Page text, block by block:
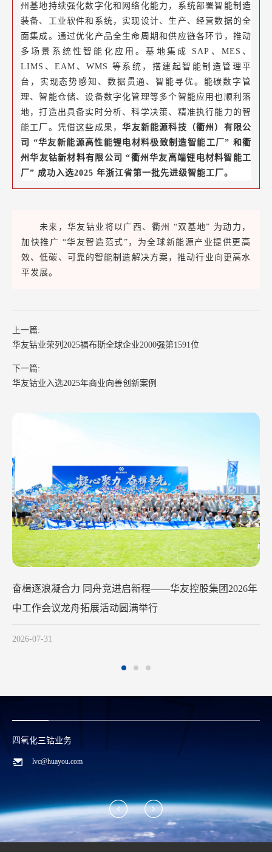
华友钴业2026年中工作会议在苏州召开
州基地持续强化数字化和网络化能力，系统部署智能制造
装备、工业软件和系统，实现设计、生产、经营数据的全
面集成。通过优化产品全生命周期和供应链各环节，推动
多场景系统性智能化应用。基地集成 SAP、MES、
LIMS、EAM、WMS 等系统，搭建起智能制造管理平
台，实现态势感知、数据贯通、智能寻优。能碳数字管
理、智能仓储、设备数字化管理等多个智能应用也顺利落
地，打造出具备实时分析、科学决策、精准执行能力的智
能工厂。凭借这些成果，华友新能源科技（衢州）有限公
司 “华友新能源高性能锂电材料极致制造智能工厂” 和衢
州华友钴新材料有限公司 “衢州华友高端锂电材料智能工
厂” 成功入选2025 年浙江省第一批先进级智能工厂。
未来，华友钴业将以广西、衢州 “双基地” 为动力，
加快推广 “华友智造范式”，为全球新能源产业提供更高
效、低碳、可靠的智能制造解决方案，推动行业向更高水
平发展。
上一篇:
华友钴业荣列2025福布斯全球企业2000强第1591位
下一篇:
华友钴业入选2025年商业向善创新案例
碳酸锂/废料回收业务
zwx@huayou.com